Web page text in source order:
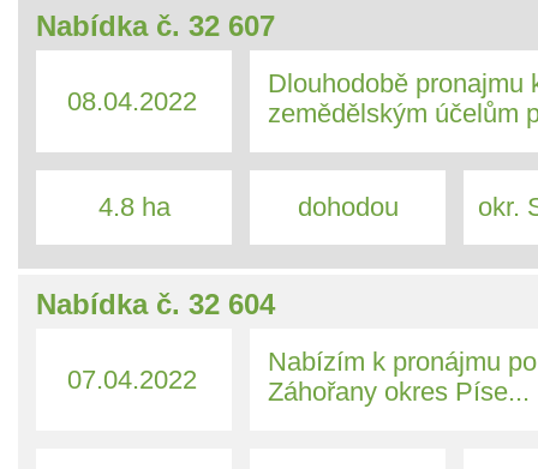
Nabídka č. 32 607
08.04.2022
Dlouhodobě pronajmu
zemědělským účelům
4.8 ha dohodou okr.
Nabídka č. 32 604
07.04.2022
Nabízím k pronájmu
Záhořany okres Píse...